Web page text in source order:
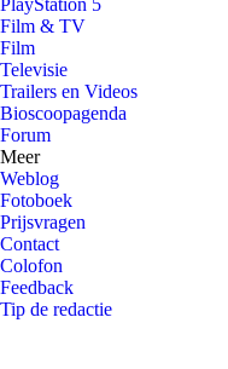
PlayStation 5
Film & TV
Film
Televisie
Trailers en Videos
Bioscoopagenda
Forum
Meer
Weblog
Fotoboek
Prijsvragen
Contact
Colofon
Feedback
Tip de redactie